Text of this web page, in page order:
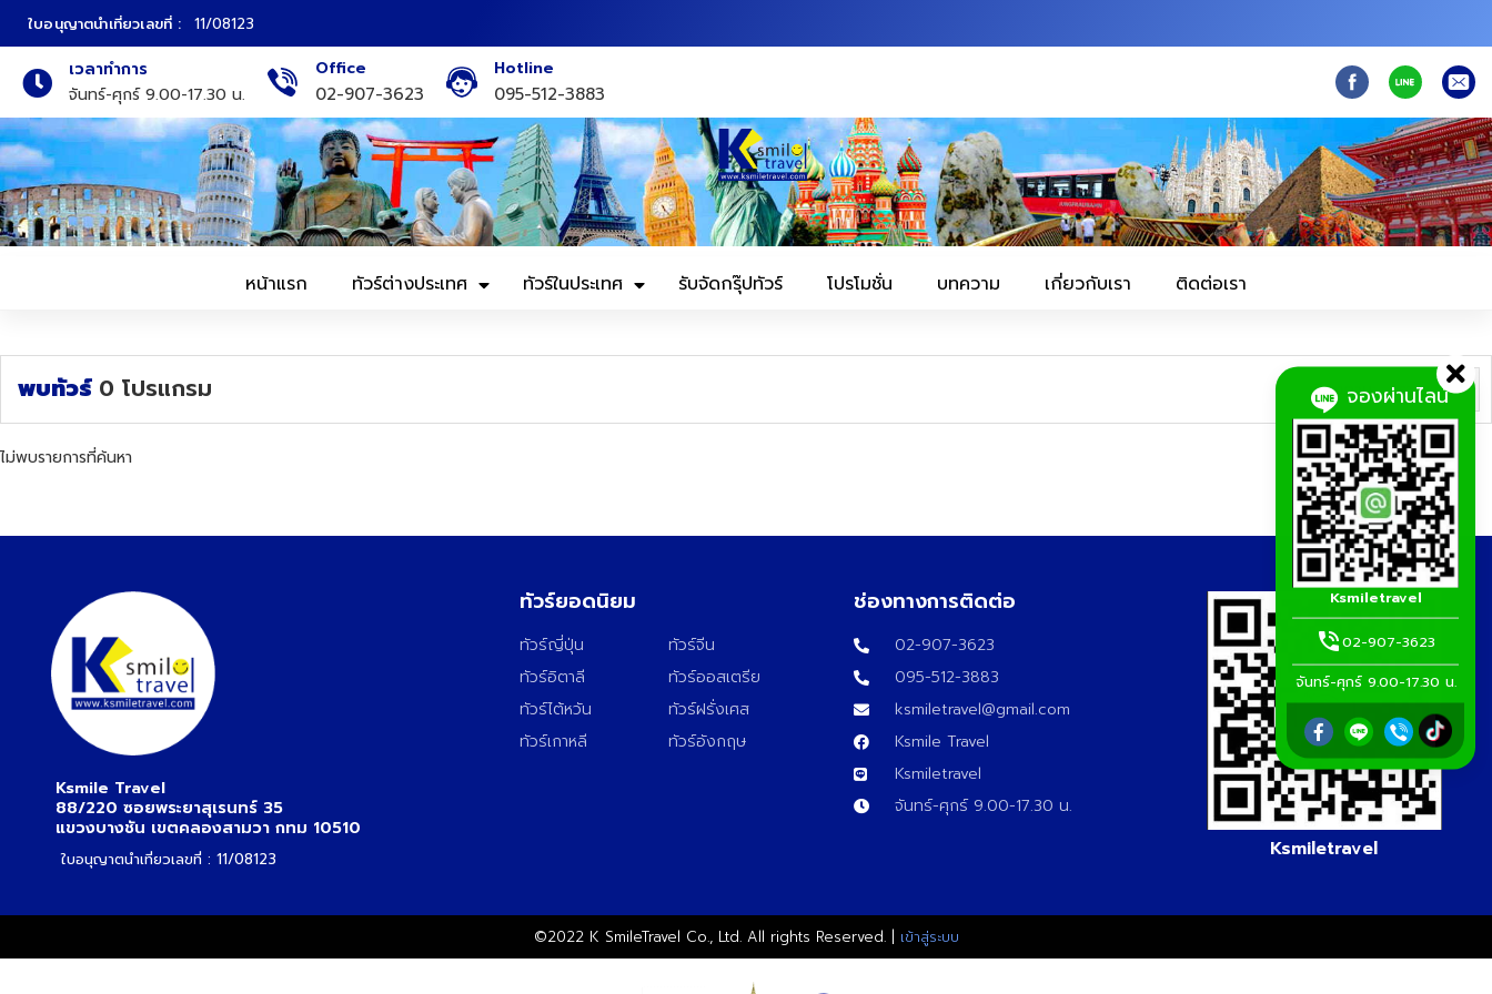
ใบอนุญาตนำเที่ยวเลขที่ : 11/08123
เวลาทำการ
จันทร์-ศุกร์ 9.00-17.30 น.
Office
02-907-3623
Hotline
095-512-3883
หน้าแรก ทัวร์ต่างประเทศ ทัวร์ในประเทศ รับจัดกรุ๊ปทัวร์ โปรโมชั่น บทความ เกี่ยวกับเรา ติดต่อเรา
พบทัวร์ 0 โปรแกรม เรียงตาม:
ไม่พบรายการที่ค้นหา
จองผ่านไลน์
Ksmiletravel
02-907-3623
จันทร์-ศุกร์ 9.00-17.30 น.
Ksmile Travel
88/220 ซอยพระยาสุเรนทร์ 35
แขวงบางชัน เขตคลองสามวา กทม 10510
ใบอนุญาตนำเที่ยวเลขที่ : 11/08123
ทัวร์ยอดนิยม
ทัวร์ญี่ปุ่น
ทัวร์อิตาลี
ทัวร์ไต้หวัน
ทัวร์เกาหลี
ทัวร์จีน
ทัวร์ออสเตรีย
ทัวร์ฝรั่งเศส
ทัวร์อังกฤษ
ช่องทางการติดต่อ
02-907-3623
095-512-3883
ksmiletravel@gmail.com
Ksmile Travel
Ksmiletravel
จันทร์-ศุกร์ 9.00-17.30 น.
Ksmiletravel
©2022 K SmileTravel Co., Ltd. All rights Reserved. | เข้าสู่ระบบ
ทัวร์ญี่ปุ่น
ทัวร์เกาหลี
ทัวร์ยุโรป
ทัวร์สแกนดิเนเวีย
ทัวร์สิงคโปร์
ทัวร์สวิตเซอร์แลนด์
ทัวร์พม่า
ทัวร์ลาว
ทัวร์มัลดีฟส์
ทัวร์เวียดนาม
ทัวร์อียิปต์
ทัวร์จอร์เจีย
ภาคเหนือ
ภาคกลาง
ภาคอีสาน
ภาคตะวันตก